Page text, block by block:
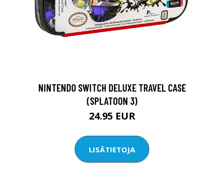
NINTENDO SWITCH DELUXE TRAVEL CASE
(SPLATOON 3)
24.95 EUR
LISÄTIETOJA